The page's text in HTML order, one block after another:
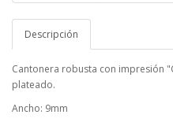
Descripción
Cantonera robusta con impresión
plateado.
Ancho: 9mm